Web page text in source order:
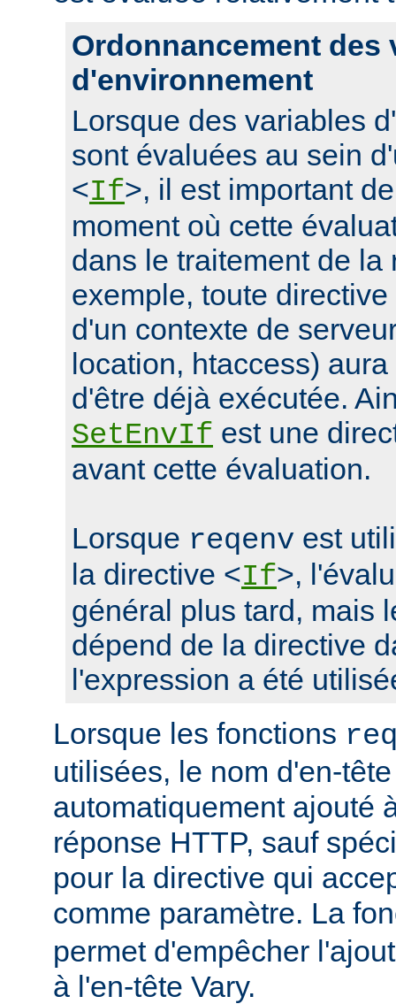
Ordonnancement des
d'environnement
Lorsque des variables
sont évaluées au sein
<If>, il est important
moment où cette
dans le traitement de la
exemple, toute
d'un contexte de
location, htaccess)
d'être déjà exécutée.
SetEnvIf est une
avant cette évaluation.
Lorsque reqenv est
la directive <If>,
général plus tard, mais
dépend de la directive
l'expression a été
Lorsque les fonctions
utilisées, le nom d'en-
automatiquement ajouté
réponse HTTP, sauf
pour la directive qui
comme paramètre. La
permet d'empêcher
à l'en-tête Vary.